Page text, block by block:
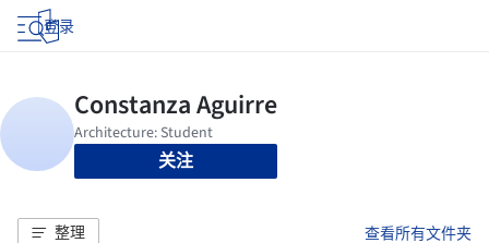
登录
关注
整理 查看所有文件夹